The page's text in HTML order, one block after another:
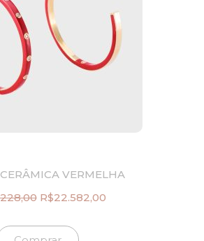
VERMELHA
R$22.582,00